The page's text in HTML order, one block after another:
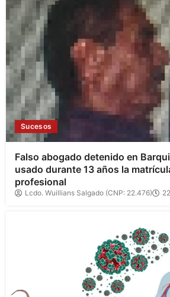
Sucesos
Falso abogado detenido en
usado durante 13 años la
profesional
Lcdo. Wuillians Salgado (CNP: 22.476)